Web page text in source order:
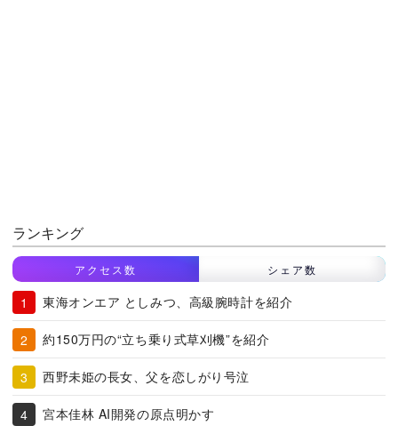
ランキング
アクセス数 シェア数
東海オンエア としみつ、高級腕時計を紹介
約150万円の“立ち乗り式草刈機”を紹介
西野未姫の長女、父を恋しがり号泣
宮本佳林 AI開発の原点明かす